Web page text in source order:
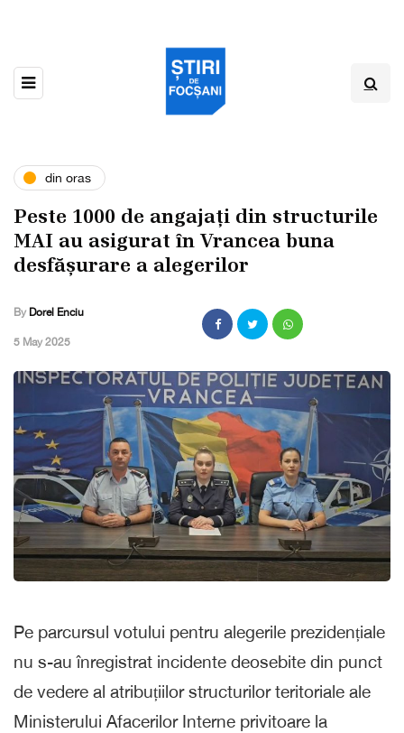
din oras
Peste 1000 de angajați din structurile
MAI au asigurat în Vrancea buna
desfășurare a alegerilor
By Dorel Enciu
,5 May 2025
Pe parcursul votului pentru alegerile prezidențiale
nu s-au înregistrat incidente deosebite din punct
de vedere al atribuțiilor structurilor teritoriale ale
Ministerului Afacerilor Interne privitoare la